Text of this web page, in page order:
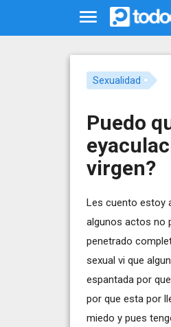
Sexualidad
Puedo
virgen?
Les cuento estoy
algunos actos no
penetrado
sexual vi que
espantada por
por que esta por
miedo y pues